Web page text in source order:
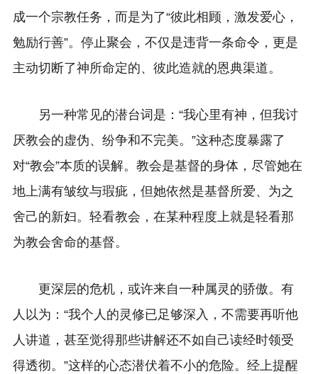
成一个宗教任务，而是为了“彼此相顾，激发爱心，
勉励行善”。停止聚会，不仅是违背一条命令，更是
主动切断了神所命定的、彼此造就的恩典渠道。
另一种常见的潜台词是：“我心里有神，但我讨
厌教会的虚伪、纷争和不完美。”这种态度暴露了
对“教会”本质的误解。教会是基督的身体，尽管她在
地上满有皱纹与瑕疵，但她依然是基督所爱、为之
舍己的新妇。轻看教会，在某种程度上就是轻看那
为教会舍命的基督。
更深层的危机，或许来自一种属灵的骄傲。有
人以为：“我个人的灵修已足够深入，不需要再听他
人讲道，甚至觉得那些讲解还不如自己读经时领受
得透彻。”这样的心态潜伏着不小的危险。经上提醒